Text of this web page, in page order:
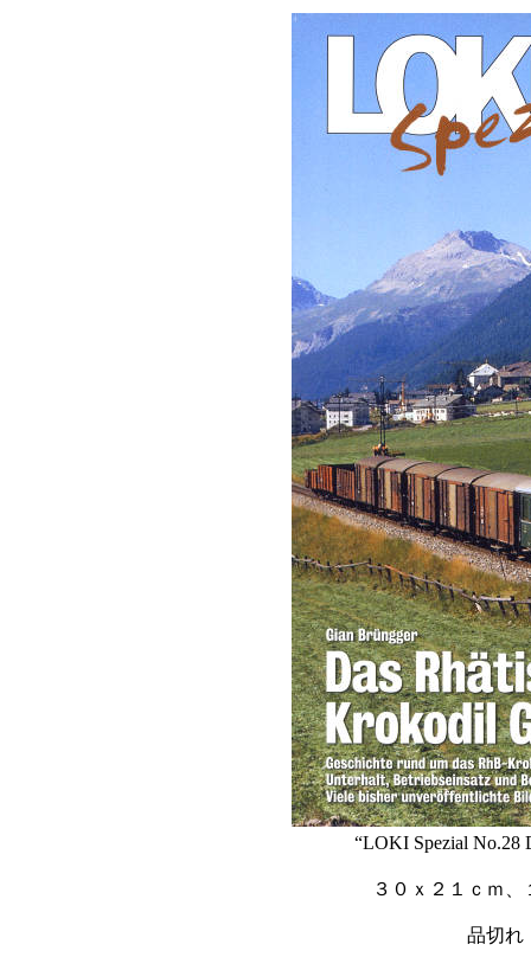
“LOKI Spezial No.28
３０ｘ２１ｃｍ
品切れ